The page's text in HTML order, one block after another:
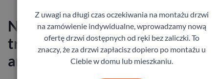
Nowoczesny styl i wyjątkowa
trwałość – zewnętrzne drzwi
antracytowe.
Z uwagi na długi czas oczekiwania na montażu drzwi
na zamówienie indywidualne, wprowadzamy nową
ofertę drzwi dostępnych od ręki bez zaliczki. To
znaczy, że za drzwi zapłacisz dopiero po montażu u
Ciebie w domu lub mieszkaniu.